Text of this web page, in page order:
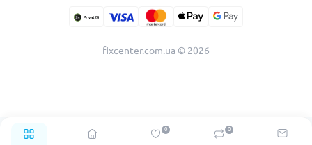
0 0
fixcenter.com.ua © 2026